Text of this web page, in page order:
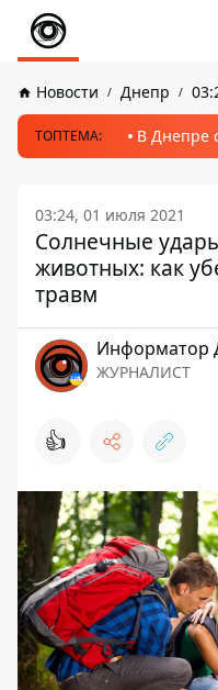
Новости Днепр
ТОПТЕМА: В Днепре
03:24, 01 июля 2021
Солнечные
животных: как
травм
Информатор
ЖУРНАЛИСТ
👍